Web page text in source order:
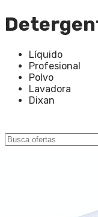
Líquido
Profesional
Polvo
Lavadora
Dixan